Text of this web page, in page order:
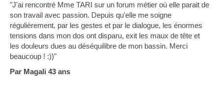
"J'ai rencontré Mme TARI sur un forum métier où elle parait de
son travail avec passion. Depuis qu'elle me soigne
régulièrement, par les gestes et par le dialogue, les énormes
tensions dans mon dos ont disparu, exit les maux de tête et
les douleurs dues au déséquilibre de mon bassin. Merci
beaucoup ! :))"
Par Magali 43 ans